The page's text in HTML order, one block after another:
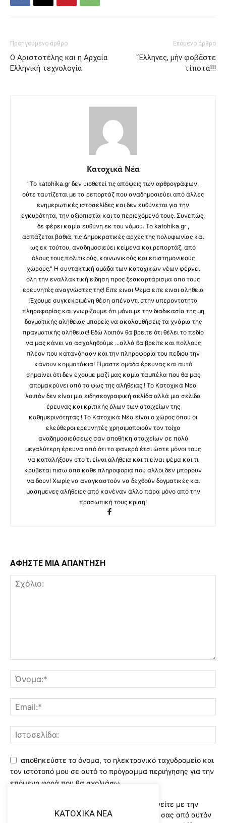
Προηγούμενο άρθρο
Ο Αριστοτέλης και η Αρχαία
Ελληνική τεχνολογία
Επόμενο άρθρο
Ἕλληνες, μὴν φοβᾶστε
τίποτα!!!
Κατοχικά Νέα
"Το katohika.gr δεν υιοθετεί τις απόψεις των αρθρογράφων,
ούτε ταυτίζεται με τα ρεπορτάζ που αναδημοσιεύει από άλλες
ενημερωτικές ιστοσελίδες και δεν ευθύνεται για την
εγκυρότητα, την αξιοπιστία και το περιεχόμενό τους. Συνεπώς,
δε φέρει καμία ευθύνη εκ του νόμου. Το katohika.gr ,
ασπάζεται βαθιά, τις Δημοκρατικές αρχές της πολυφωνίας και
ως εκ τούτου, αναδημοσιεύει κείμενα και ρεπορτάζ, από
όλους τους πολιτικούς, κοινωνικούς και επιστημονικούς
χώρους." Η συντακτική ομάδα των κατοχικών νέων φέρνει
όλη την εναλλακτική είδηση προς ξεσκαρτάρισμα απο τους
ερευνητές αναγνώστες της! Ειτε ειναι Ψεμα ειτε ειναι αληθεια
!Έχουμε συγκεκριμένη θέση απέναντι στην υπεροντοτητα
πληροφορίας και γνωρίζουμε ότι μόνο με την διαδικασία της μη
δογματικής αλήθειας μπορείς να ακολουθήσεις τα χνάρια της
πραγματικής αλήθειας! Εδώ λοιπόν θα βρειτε ότι θέλει το πεδίο
να μας κάνει να ασχοληθούμε ...αλλά θα βρείτε και πολλούς
πλέον που κατανόησαν και την πληροφορία του πεδιου την
κάνουν κομματάκια! Είμαστε ομάδα έρευνας και αυτό
σημαίνει ότι δεν έχουμε μαζί μας καμία ταμπέλα που θα μας
απομακρύνει από το φως της αλήθειας ! Το Κατοχικά Νέα
λοιπόν δεν είναι μια ειδησεογραφική σελίδα αλλά μια σελίδα
έρευνας και κριτικής όλων των στοιχείων της
καθημερινότητας ! Το Κατοχικά Νέα είναι ο χώρος όπου οι
ελεύθεροι ερευνητές χρησιμοποιούν τον τοίχο
αναδημοσιεύσεως σαν αποθήκη στοιχείων σε πολύ
μεγαλύτερη έρευνα από ότι το φανερό έτσι ώστε μόνοι τους
να καταλήξουν στο τι είναι αλήθεια και τι είναι ψέμα και τι
κρυβεται πισω απο καθε πληροφορια που αλλοι δεν μπορουν
να δουν! Χωρίς να αναγκαστούν να δεχθούν δογματικές και
μασημενες αλήθειες από κανέναν άλλο πάρα μόνο από την
προσωπική τους κρίση!
ΑΦΗΣΤΕ ΜΙΑ ΑΠΑΝΤΗΣΗ
αποθηκεύστε το όνομα, το ηλεκτρονικό ταχυδρομείο και
τον ιστότοπό μου σε αυτό το πρόγραμμα περιήγησης για την
επόμενη φορά που θα σχολιάσω.
Χρησιμοποιώντας αυτό το έντυπο συμφωνείτε με την
αποθήκευση και χειρισμό των δεδομένων σας από αυτόν
KATOXIKA NEA